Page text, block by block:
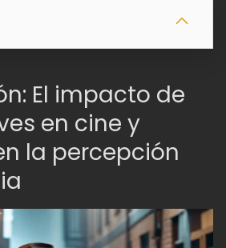
El impacto de
en cine y
la percepción